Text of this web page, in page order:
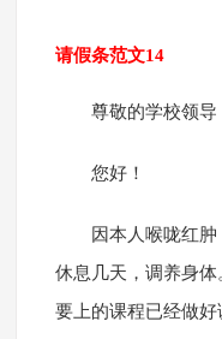
请假条范文14
尊敬的学校领导
您好！
因本人喉咙红
休息几天，调养身
要上的课程已经做